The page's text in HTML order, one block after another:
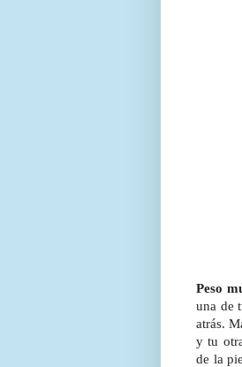
Peso
una de
atrás.
y tu
de la